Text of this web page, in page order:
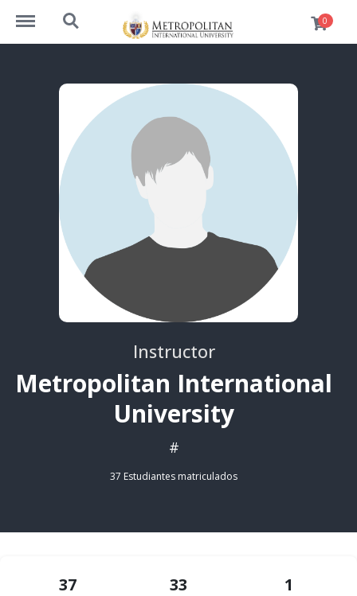
https://cursos.metrouni.us/menu
https://cursos.metrouni.us/search 0
Instructor
Metropolitan International
University
#
37 Estudiantes matriculados
37 33 1